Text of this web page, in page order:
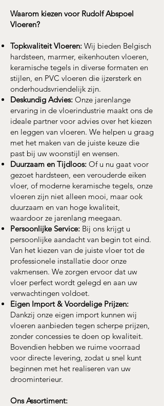
Waarom kiezen voor Rudolf Abspoel
Vloeren?
Topkwaliteit Vloeren: Wij bieden Belgisch
hardsteen, marmer, eikenhouten vloeren,
keramische tegels in diverse formaten en
stijlen, en PVC vloeren die ijzersterk en
onderhoudsvriendelijk zijn.
Deskundig Advies: Onze jarenlange
ervaring in de vloerindustrie maakt ons de
ideale partner voor advies over het kiezen
en leggen van vloeren. We helpen u graag
met het maken van de juiste keuze die
past bij uw woonstijl en wensen.
Duurzaam en Tijdloos: Of u nu gaat voor
gezoet hardsteen, een verouderde eiken
vloer, of moderne keramische tegels, onze
vloeren zijn niet alleen mooi, maar ook
duurzaam en van hoge kwaliteit,
waardoor ze jarenlang meegaan.
Persoonlijke Service: Bij ons krijgt u
persoonlijke aandacht van begin tot eind.
Van het kiezen van de juiste vloer tot de
professionele installatie door onze
vakmensen. We zorgen ervoor dat uw
vloer perfect wordt gelegd en aan uw
verwachtingen voldoet.
Eigen Import & Voordelige Prijzen:
Dankzij onze eigen import kunnen wij
vloeren aanbieden tegen scherpe prijzen,
zonder concessies te doen op kwaliteit.
Bovendien hebben we ruime voorraad
voor directe levering, zodat u snel kunt
beginnen met het realiseren van uw
droominterieur.
Ons Assortiment: